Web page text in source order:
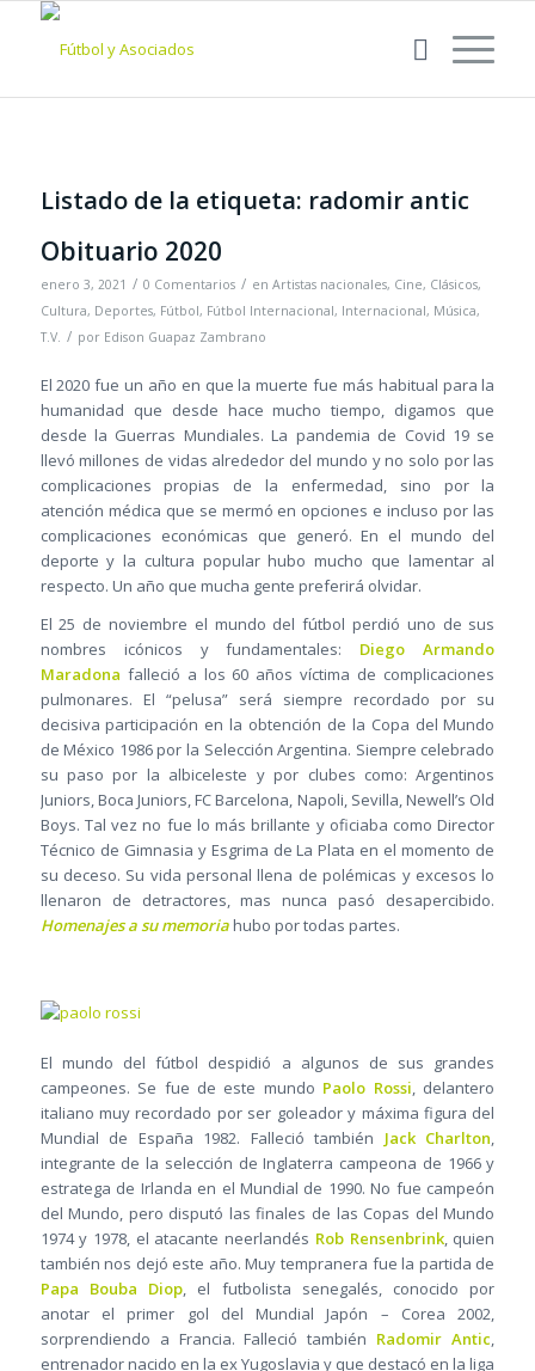
Listado de la etiqueta: radomir antic
Obituario 2020
enero 3, 2021 / 0 Comentarios / en Artistas nacionales, Cine, Clásicos,
Cultura, Deportes, Fútbol, Fútbol Internacional, Internacional, Música,
T.V. / por Edison Guapaz Zambrano
El 2020 fue un año en que la muerte fue más habitual para la
humanidad que desde hace mucho tiempo, digamos que
desde la Guerras Mundiales. La pandemia de Covid 19 se
llevó millones de vidas alrededor del mundo y no solo por las
complicaciones propias de la enfermedad, sino por la
atención médica que se mermó en opciones e incluso por las
complicaciones económicas que generó. En el mundo del
deporte y la cultura popular hubo mucho que lamentar al
respecto. Un año que mucha gente preferirá olvidar.
El 25 de noviembre el mundo del fútbol perdió uno de sus
nombres icónicos y fundamentales: Diego Armando
Maradona falleció a los 60 años víctima de complicaciones
pulmonares. El “pelusa” será siempre recordado por su
decisiva participación en la obtención de la Copa del Mundo
de México 1986 por la Selección Argentina. Siempre celebrado
su paso por la albiceleste y por clubes como: Argentinos
Juniors, Boca Juniors, FC Barcelona, Napoli, Sevilla, Newell’s Old
Boys. Tal vez no fue lo más brillante y oficiaba como Director
Técnico de Gimnasia y Esgrima de La Plata en el momento de
su deceso. Su vida personal llena de polémicas y excesos lo
llenaron de detractores, mas nunca pasó desapercibido.
Homenajes a su memoriahubo por todas partes.
El mundo del fútbol despidió a algunos de sus grandes
campeones. Se fue de este mundo Paolo Rossi, delantero
italiano muy recordado por ser goleador y máxima figura del
Mundial de España 1982. Falleció también Jack Charlton,
integrante de la selección de Inglaterra campeona de 1966 y
estratega de Irlanda en el Mundial de 1990. No fue campeón
del Mundo, pero disputó las finales de las Copas del Mundo
1974 y 1978, el atacante neerlandés Rob Rensenbrink, quien
también nos dejó este año. Muy tempranera fue la partida de
Papa Bouba Diop, el futbolista senegalés, conocido por
anotar el primer gol del Mundial Japón – Corea 2002,
sorprendiendo a Francia. Falleció también Radomir Antic,
entrenador nacido en la ex Yugoslavia y que destacó en la liga